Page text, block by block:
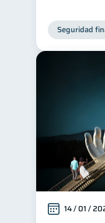
Vacaciones
Educación
Fraudes 1
inversiones
Seguridad
14 / 01 /